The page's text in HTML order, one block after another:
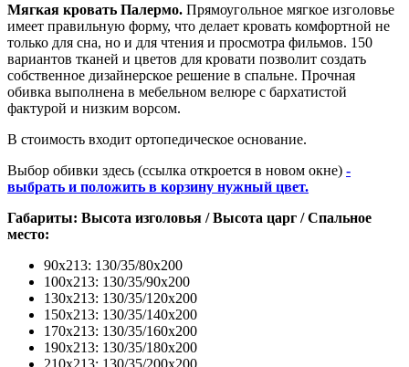
Мягкая кровать Палермо. Прямоугольное мягкое изголовье
имеет правильную форму, что делает кровать комфортной не
только для сна, но и для чтения и просмотра фильмов. 150
вариантов тканей и цветов для кровати позволит создать
собственное дизайнерское решение в спальне. Прочная
обивка выполнена в мебельном велюре с бархатистой
фактурой и низким ворсом.
В стоимость входит ортопедическое основание.
Выбор обивки здесь (ссылка откроется в новом окне) -
выбрать и положить в корзину нужный цвет.
Габариты: Высота изголовья / Высота царг / Cпальное
место:
90х213: 130/35/80х200
100х213: 130/35/90х200
130х213: 130/35/120х200
150х213: 130/35/140х200
170х213: 130/35/160х200
190х213: 130/35/180х200
210х213: 130/35/200х200